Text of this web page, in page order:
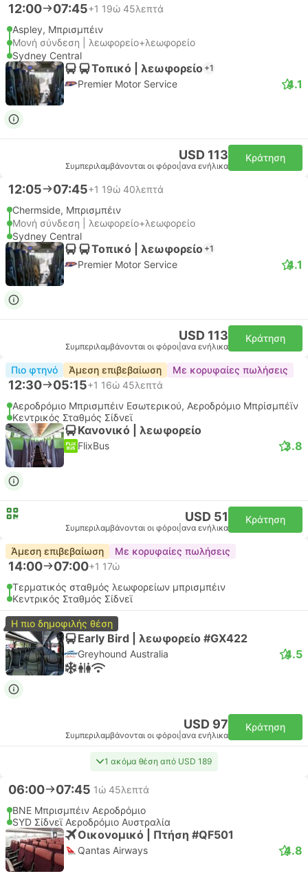
12:00 07:45+1 19ώ 45λεπτά
Aspley, Μπρισμπέιν
Μονή σύνδεση | λεωφορείο+λεωφορείο
Sydney Central
Τοπικό | λεωφορείο +1
Premier Motor Service 4.1
USD 113
Συμπεριλαμβάνονται οι φόροι ανα ενήλικα
Κράτηση
12:05 07:45+1 19ώ 40λεπτά
Chermside, Μπρισμπέιν
Μονή σύνδεση | λεωφορείο+λεωφορείο
Sydney Central
Τοπικό | λεωφορείο +1
Premier Motor Service 4.1
USD 113
Συμπεριλαμβάνονται οι φόροι ανα ενήλικα
Κράτηση
Πιο φτηνό Άμεση επιβεβαίωση Με κορυφαίες πωλήσεις
12:30 05:15+1 16ώ 45λεπτά
Αεροδρόμιο Μπρισμπέιν Εσωτερικού, Αεροδρόμιο Μπρίσμπέϊν
Κεντρικός Σταθμός Σίδνεϊ
Κανονικό | λεωφορείο
FlixBus 3.8
USD 51
Συμπεριλαμβάνονται οι φόροι ανα ενήλικα
Κράτηση
Άμεση επιβεβαίωση Με κορυφαίες πωλήσεις
14:00 07:00+1 17ώ
Τερματικός σταθμός λεωφορείων μπρισμπέιν
Κεντρικός Σταθμός Σίδνεϊ
Η πιο δημοφιλής θέση
Early Bird | λεωφορείο #GX422
Greyhound Australia 4.5
USD 97
Συμπεριλαμβάνονται οι φόροι ανα ενήλικα
Κράτηση
1 ακόμα θέση από USD 189
06:00 07:45 1ώ 45λεπτά
BNE Μπρισμπέιν Αεροδρόμιο
SYD Σίδνεϊ Αεροδρόμιο Αυστραλία
Οικονομικό | Πτήση #QF501
Qantas Airways 4.8